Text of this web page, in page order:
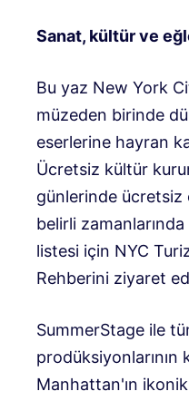
Sanat, kültür ve
Bu yaz New York
müzeden birinde
eserlerine hayran
Ücretsiz kültür
günlerinde ücretsiz
belirli
listesi için NYC
Rehberini ziyaret
SummerStage ile
prodüksiyonlarının
Manhattan'ın